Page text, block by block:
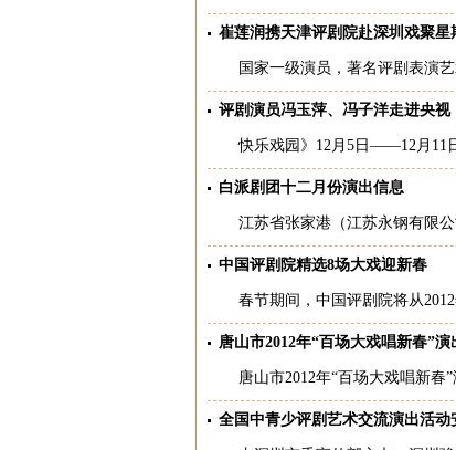
崔莲润携天津评剧院赴深圳戏聚星
国家一级演员，著名评剧表演
评剧演员冯玉萍、冯子洋走进央视
快乐戏园》12月5日——12月11
白派剧团十二月份演出信息
江苏省张家港（江苏永钢有限
中国评剧院精选8场大戏迎新春
春节期间，中国评剧院将从
唐山市2012年“百场大戏唱新春”
唐山市2012年“百场大戏唱新春
全国中青少评剧艺术交流演出活动